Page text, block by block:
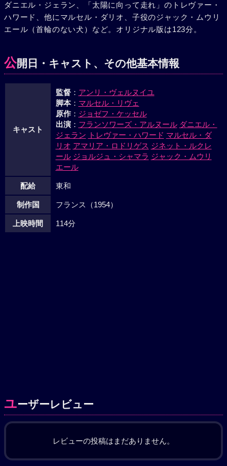
りたてた。ピエールがいまだ過去にこだわっているのを知っ
たカスリーンは遂に同航を断念、秘かに船を降りた。ルイス
に附き添われて波止場を去るカスリーン。気づいたピエール
ダニエル・ジェラン、「太陽に向って走れ」のトレヴァー・
ハワード、他にマルセル・ダリオ、子役のジャック・ムウリ
エール（首輪のない犬）など。オリジナル版は123分。
公開日・キャスト、その他基本情報
キャスト
監督： アンリ・ヴェルヌイユ
脚本： マルセル・リヴェ
原作： ジョゼフ・ケッセル
出演： フランソワーズ・アルヌール ダニエル・
ジェラン トレヴァー・ハワード マルセル・ダ
リオ アマリア・ロドリゲス ジネット・ルクレ
ール ジョルジュ・シャマラ ジャック・ムウリ
エール
配給 東和
制作国 フランス（1954）
上映時間 114分
ユーザーレビュー
レビューの投稿はまだありません。